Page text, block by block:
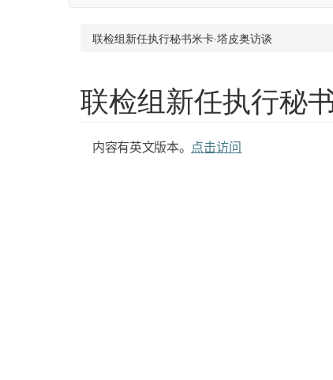
联检组新任执行秘书米卡·塔皮奥访谈
联检组新任执行秘
内容有英文版本。 点击访问